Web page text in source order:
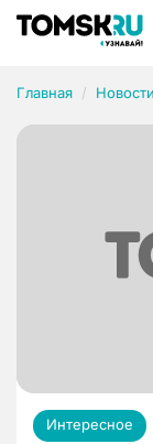
Главная Новости
Интересное